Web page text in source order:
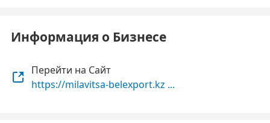
Информация о Бизнесе
Перейти на Сайт
https://milavitsa-belexport.kz ...